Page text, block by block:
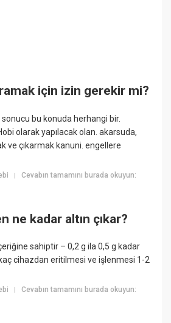
için izin gerekir mi?
sonucu bu konuda herhangi bir.
olarak yapılacak olan. akarsuda,
ve çıkarmak kanuni. engellere
|Cevabın tamamını burada okuyun:
ne kadar altın çıkar?
sahiptir – 0,2 g ila 0,5 g kadar
cihazdan eritilmesi ve işlenmesi 1-2
|Cevabın tamamını burada okuyun: